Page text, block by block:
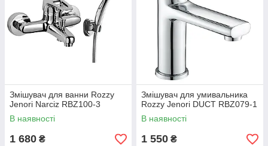
Змішувач для ванни Rozzy
Jenori Narciz RBZ100-3
В наявності
1 680 ₴
Змішувач для умивальника
Rozzy Jenori DUCT RBZ079-1
В наявності
1 550 ₴